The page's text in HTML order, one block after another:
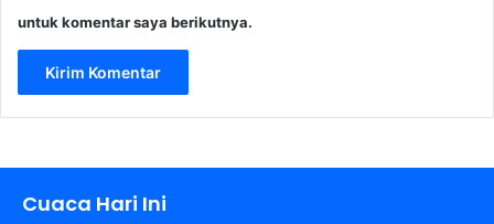
untuk komentar saya berikutnya.
Cuaca Hari Ini